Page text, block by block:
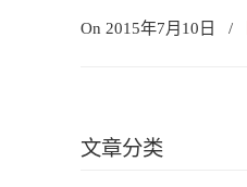
On 2015年7月10日 /
文章分类